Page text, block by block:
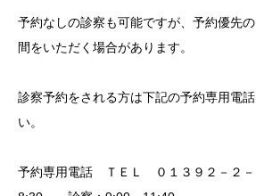
予約なしの診察も可能ですが、予約優先
間をいただく場合があります。
診察予約をされる方は下記の予約専用電
い。
予約専用電話 ＴＥＬ ０１３９２－２